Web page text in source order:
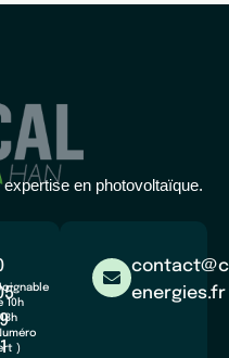
en photovoltaïque.
10h
)
energies.fr